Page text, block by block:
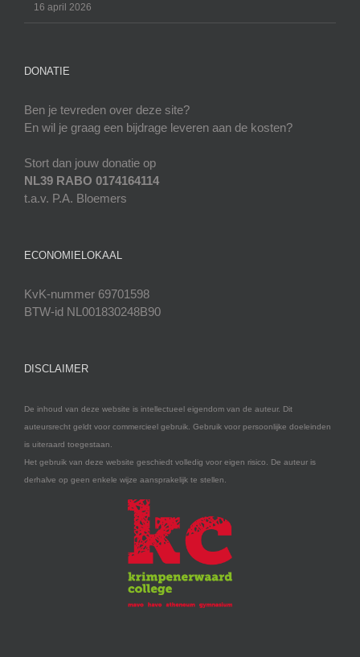
16 april 2026
DONATIE
Ben je tevreden over deze site?
En wil je graag een bijdrage leveren aan de kosten?
Stort dan jouw donatie op
NL39 RABO 0174164114
t.a.v. P.A. Bloemers
ECONOMIELOKAAL
KvK-nummer 69701598
BTW-id NL001830248B90
DISCLAIMER
De inhoud van deze website is intellectueel eigendom van de auteur. Dit
auteursrecht geldt voor commercieel gebruik. Gebruik voor persoonlijke doeleinden
is uiteraard toegestaan.
Het gebruik van deze website geschiedt volledig voor eigen risico. De auteur is
derhalve op geen enkele wijze aansprakelijk te stellen.